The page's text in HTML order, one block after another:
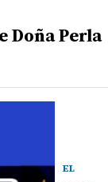
Doña Perla
EL